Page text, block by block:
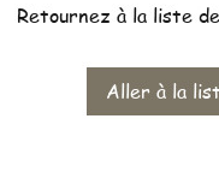
Retournez à la liste
Aller à la